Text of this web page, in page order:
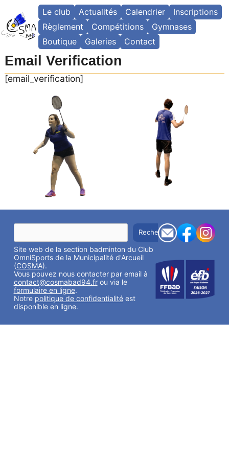
content
Le club Actualités Calendrier
Inscriptions
Règlement
Compétitions
Gymnases
Boutique
Galeries Contact
Email Verification
[email_verification]
R
c
h
e
r
c
h
e
r
Rechercher
Site web de la section badminton du Club
OmniSports de la Municipalité d'Arcueil
(COSMA).
Vous pouvez nous contacter par email à
contact@cosmabad94.frou via le
formulaire en ligne.
Notre politique de confidentialitéest
disponible en ligne.